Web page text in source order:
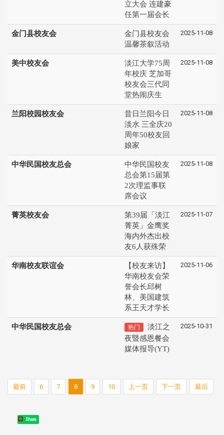
立大会 连建豪
任第一届会长
金门县校友会
金门县校友会
温馨茶叙活动
2025-11-08
美中校友会
淡江大学75周
年校庆 芝加哥
校友会三代同
堂热闹庆生
2025-11-08
兰阳校园校友会
昔日兰阳今日
淡水 三全庆20
周年50校友回
娘家
2025-11-08
中华民国校友总会
中华民国校友
总会第15届第
2次理监事联
席会议
2025-11-08
菁英校友会
第39届「淡江
菁英」金鹰奖
海内外杰出校
友6人获殊荣
2025-11-07
华南校友联谊会
【校友来访】
华南校友会荣
誉会长邱树
林、美国建筑
系王天才学长
2025-11-06
中华民国校友总会 热门
淡江之
夜暨感恩餐会
媒体报导(YT)
2025-10-31
最前 6 7 8 9 10 上一页 下一页 最后
Share